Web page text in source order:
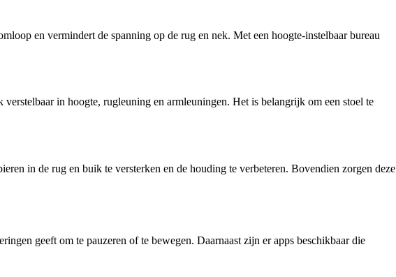
en vermindert de spanning op de rug en nek. Met een hoogte-instelbaar bureau
in hoogte, rugleuning en armleuningen. Het is belangrijk om een stoel te
in de rug en buik te versterken en de houding te verbeteren. Bovendien zorgen deze
geeft om te pauzeren of te bewegen. Daarnaast zijn er apps beschikbaar die